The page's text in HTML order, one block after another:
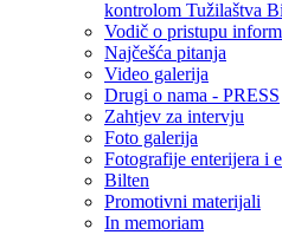
kontrolom Tužilaštva
Vodič o pristupu
Najčešća pitanja
Video galerija
Drugi o nama - PRESS
Zahtjev za intervju
Foto galerija
Fotografije enterijera i
Bilten
Promotivni materijali
In memoriam